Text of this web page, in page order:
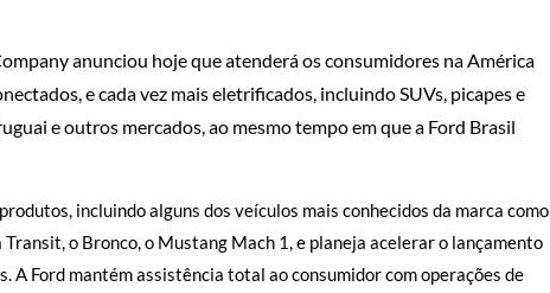
anunciou hoje que atenderá os consumidores na América
e cada vez mais eletrificados, incluindo SUVs, picapes e
e outros mercados, ao mesmo tempo em que a Ford Brasil
incluindo alguns dos veículos mais conhecidos da marca como
o Bronco, o Mustang Mach 1, e planeja acelerar o lançamento
A Ford mantém assistência total ao consumidor com operações de